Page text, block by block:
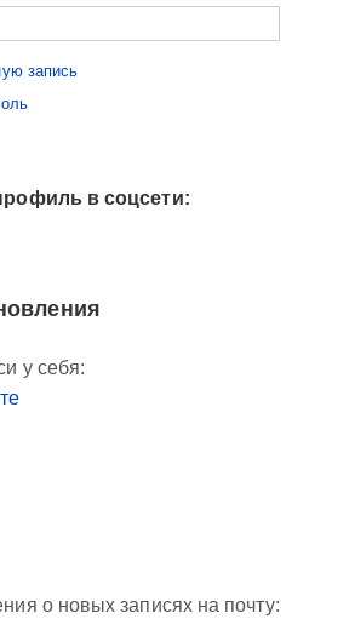
запись
в соцсети:
у себя:
о новых записях на почту: